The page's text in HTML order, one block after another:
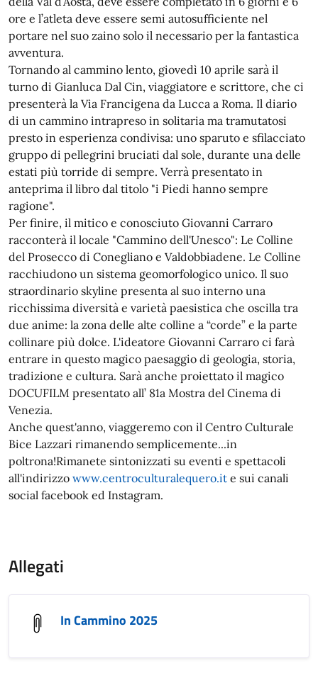
ore e l’atleta deve essere semi autosufficiente nel
portare nel suo zaino solo il necessario per la fantastica
avventura.
Tornando al cammino lento, giovedì 10 aprile sarà il
turno di Gianluca Dal Cin, viaggiatore e scrittore, che ci
presenterà la Via Francigena da Lucca a Roma. Il diario
di un cammino intrapreso in solitaria ma tramutatosi
presto in esperienza condivisa: uno sparuto e sfilacciato
gruppo di pellegrini bruciati dal sole, durante una delle
estati più torride di sempre. Verrà presentato in
anteprima il libro dal titolo "i Piedi hanno sempre
ragione".
Per finire, il mitico e conosciuto Giovanni Carraro
racconterà il locale "Cammino dell'Unesco": Le Colline
del Prosecco di Conegliano e Valdobbiadene. Le Colline
racchiudono un sistema geomorfologico unico. Il suo
straordinario skyline presenta al suo interno una
ricchissima diversità e varietà paesistica che oscilla tra
due anime: la zona delle alte colline a “corde” e la parte
collinare più dolce. L'ideatore Giovanni Carraro ci farà
entrare in questo magico paesaggio di geologia, storia,
tradizione e cultura. Sarà anche proiettato il magico
DOCUFILM presentato all’ 81a Mostra del Cinema di
Venezia.
Anche quest'anno, viaggeremo con il Centro Culturale
Bice Lazzari rimanendo semplicemente...in
poltrona!Rimanete sintonizzati su eventi e spettacoli
all'indirizzo www.centroculturalequero.it e sui canali
social facebook ed Instagram.
Allegati
In Cammino 2025